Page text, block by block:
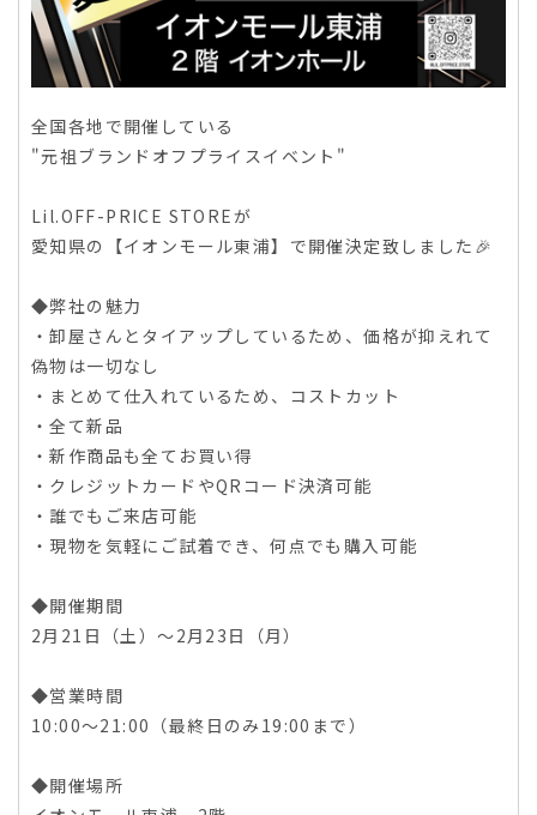
全国各地で開催している
"元祖ブランドオフプライスイベント"
Lil.OFF-PRICE STOREが
愛知県の【イオンモール東浦】で開催決定致しました🎉
◆弊社の魅力
・卸屋さんとタイアップしているため、価格が抑えれて
偽物は一切なし
・まとめて仕入れているため、コストカット
・全て新品
・新作商品も全てお買い得
・クレジットカードやQRコード決済可能
・誰でもご来店可能
・現物を気軽にご試着でき、何点でも購入可能
◆開催期間
2月21日（土）〜2月23日（月）
◆営業時間
10:00〜21:00（最終日のみ19:00まで）
◆開催場所